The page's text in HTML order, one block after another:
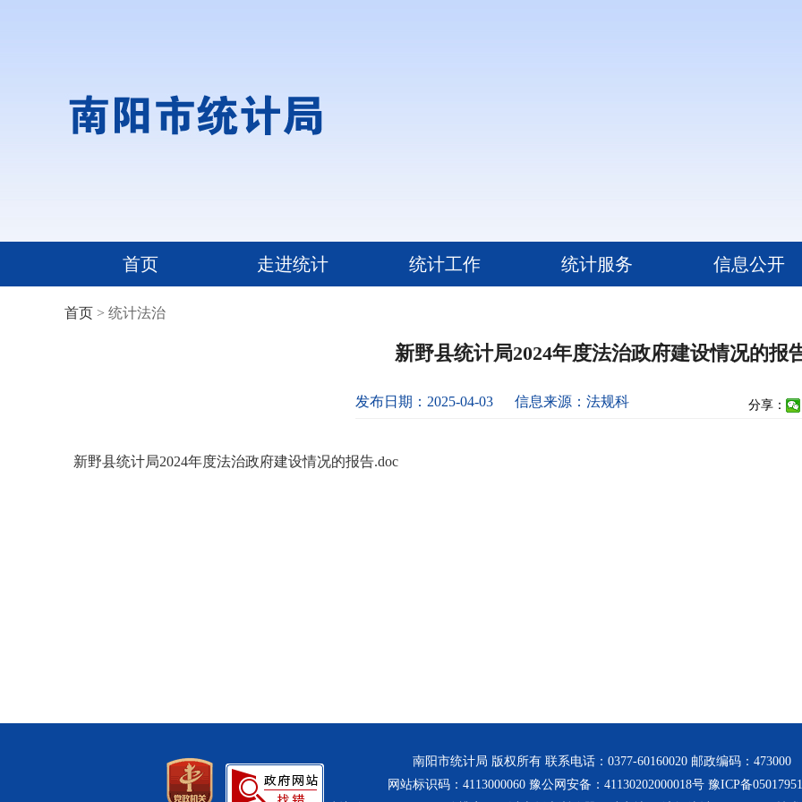
首页 走进统计 统计工作 统计服务 信息公开
首页 > 统计法治
新野县统计局2024年度法治政府建设情况的报
发布日期：2025-04-03 信息来源：法规科 分享：
新野县统计局2024年度法治政府建设情况的报告.doc
南阳市统计局 版权所有 联系电话：0377-60160020 邮政编码：473000
网站标识码：4113000060 豫公网安备：41130202000018号 豫ICP备